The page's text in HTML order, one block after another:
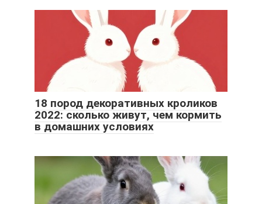
18 пород декоративных кроликов
2022: сколько живут, чем кормить
в домашних условиях